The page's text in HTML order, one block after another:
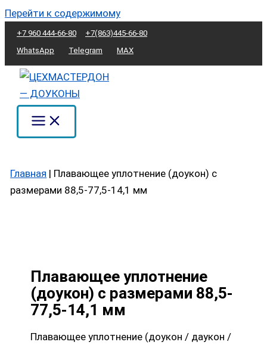
Перейти к содержимому
+7 960 444-66-80
+7(863)445-66-80
WhatsApp
Telegram MAX
Главная | Плавающее уплотнение (доукон) с
размерами 88,5-77,5-14,1 мм
Плавающее уплотнение
(доукон) с размерами 88,5-
77,5-14,1 мм
Плавающее уплотнение (доукон / даукон /